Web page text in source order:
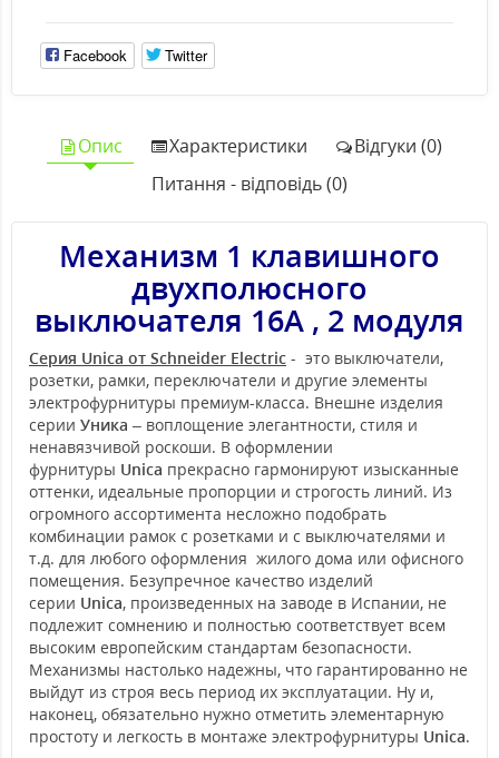
Facebook Twitter
Опис Характеристики
Відгуки (0)
Питання - відповідь (0)
Механизм 1 клавишного
двухполюсного
выключателя 16А , 2 модуля
Серия Unica от Schneider Electric - это выключатели,
розетки, рамки, переключатели и другие элементы
электрофурнитуры премиум-класса. Внешне изделия
серии Уника – воплощение элегантности, стиля и
ненавязчивой роскоши. В оформлении
фурнитуры Unica прекрасно гармонируют изысканные
оттенки, идеальные пропорции и строгость линий. Из
огромного ассортимента несложно подобрать
комбинации рамок с розетками и с выключателями и
т.д. для любого оформления жилого дома или офисного
помещения. Безупречное качество изделий
серии Unica, произведенных на заводе в Испании, не
подлежит сомнению и полностью соответствует всем
высоким европейским стандартам безопасности.
Механизмы настолько надежны, что гарантированно не
выйдут из строя весь период их эксплуатации. Ну и,
наконец, обязательно нужно отметить элементарную
простоту и легкость в монтаже электрофурнитуры Unica.